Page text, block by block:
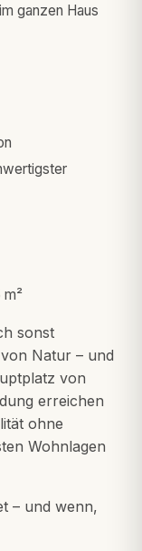
ganzen Haus
m²
sonst
Natur – und
von
erreichen
ohne
Wohnlagen
– und wenn,